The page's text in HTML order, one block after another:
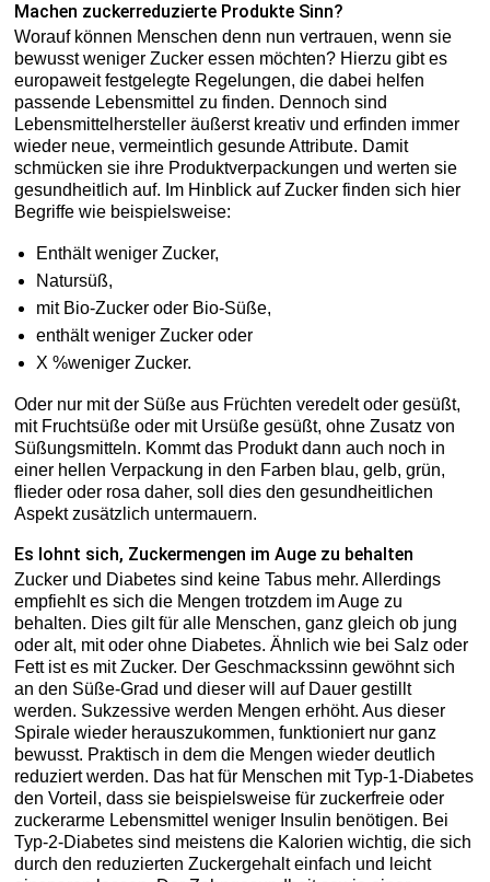
Machen zuckerreduzierte Produkte Sinn?
Worauf können Menschen denn nun vertrauen, wenn sie
bewusst weniger Zucker essen möchten? Hierzu gibt es
europaweit festgelegte Regelungen, die dabei helfen
passende Lebensmittel zu finden. Dennoch sind
Lebensmittelhersteller äußerst kreativ und erfinden immer
wieder neue, vermeintlich gesunde Attribute. Damit
schmücken sie ihre Produktverpackungen und werten sie
gesundheitlich auf. Im Hinblick auf Zucker finden sich hier
Begriffe wie beispielsweise:
Enthält weniger Zucker,
Natursüß,
mit Bio-Zucker oder Bio-Süße,
enthält weniger Zucker oder
X %weniger Zucker.
Oder nur mit der Süße aus Früchten veredelt oder gesüßt,
mit Fruchtsüße oder mit Ursüße gesüßt, ohne Zusatz von
Süßungsmitteln. Kommt das Produkt dann auch noch in
einer hellen Verpackung in den Farben blau, gelb, grün,
flieder oder rosa daher, soll dies den gesundheitlichen
Aspekt zusätzlich untermauern.
Es lohnt sich, Zuckermengen im Auge zu behalten
Zucker und Diabetes sind keine Tabus mehr. Allerdings
empfiehlt es sich die Mengen trotzdem im Auge zu
behalten. Dies gilt für alle Menschen, ganz gleich ob jung
oder alt, mit oder ohne Diabetes. Ähnlich wie bei Salz oder
Fett ist es mit Zucker. Der Geschmackssinn gewöhnt sich
an den Süße-Grad und dieser will auf Dauer gestillt
werden. Sukzessive werden Mengen erhöht. Aus dieser
Spirale wieder herauszukommen, funktioniert nur ganz
bewusst. Praktisch in dem die Mengen wieder deutlich
reduziert werden. Das hat für Menschen mit Typ-1-Diabetes
den Vorteil, dass sie beispielsweise für zuckerfreie oder
zuckerarme Lebensmittel weniger Insulin benötigen. Bei
Typ-2-Diabetes sind meistens die Kalorien wichtig, die sich
durch den reduzierten Zuckergehalt einfach und leicht